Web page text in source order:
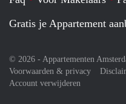
Gratis je Appartement
© 2026 - Appartementen
Voorwaarden & privacy
Account verwijderen